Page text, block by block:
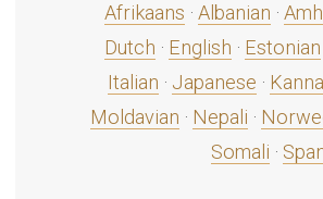
Afrikaans · Albanian ·
Dutch · English · Estonian
Italian · Japanese ·
Moldavian · Nepali ·
Somali ·